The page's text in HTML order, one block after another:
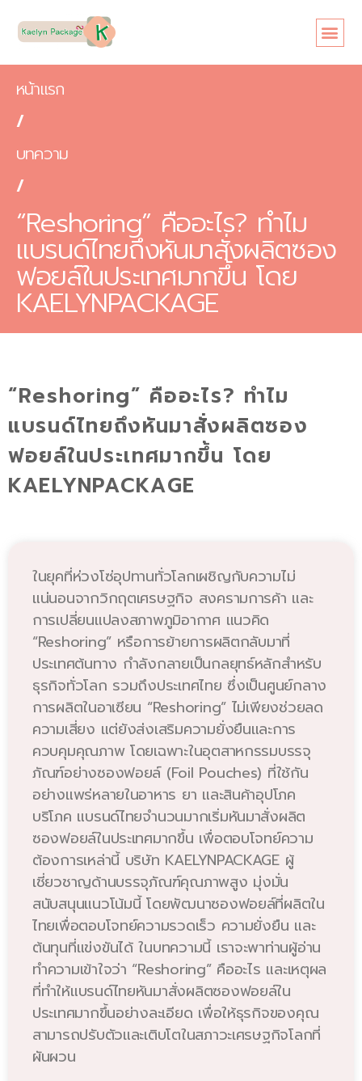
หน้าแรก
/
บทความ
/
“Reshoring” คืออะไร? ทำไม
แบรนด์ไทยถึงหันมาสั่งผลิตซอง
ฟอยล์ในประเทศมากขึ้น โดย
KAELYNPACKAGE
“Reshoring” คืออะไร? ทำไม
แบรนด์ไทยถึงหันมาสั่งผลิตซอง
ฟอยล์ในประเทศมากขึ้น โดย
KAELYNPACKAGE
ในยุคที่ห่วงโซ่อุปทานทั่วโลกเผชิญกับความไม่
แน่นอนจากวิกฤตเศรษฐกิจ สงครามการค้า และ
การเปลี่ยนแปลงสภาพภูมิอากาศ แนวคิด
“Reshoring” หรือการย้ายการผลิตกลับมาที่
ประเทศต้นทาง กำลังกลายเป็นกลยุทธ์หลักสำหรับ
ธุรกิจทั่วโลก รวมถึงประเทศไทย ซึ่งเป็นศูนย์กลาง
การผลิตในอาเซียน “Reshoring” ไม่เพียงช่วยลด
ความเสี่ยง แต่ยังส่งเสริมความยั่งยืนและการ
ควบคุมคุณภาพ โดยเฉพาะในอุตสาหกรรมบรรจุ
ภัณฑ์อย่างซองฟอยล์ (Foil Pouches) ที่ใช้กัน
อย่างแพร่หลายในอาหาร ยา และสินค้าอุปโภค
บริโภค แบรนด์ไทยจำนวนมากเริ่มหันมาสั่งผลิต
ซองฟอยล์ในประเทศมากขึ้น เพื่อตอบโจทย์ความ
ต้องการเหล่านี้ บริษัท KAELYNPACKAGE ผู้
เชี่ยวชาญด้านบรรจุภัณฑ์คุณภาพสูง มุ่งมั่น
สนับสนุนแนวโน้มนี้ โดยพัฒนาซองฟอยล์ที่ผลิตใน
ไทยเพื่อตอบโจทย์ความรวดเร็ว ความยั่งยืน และ
ต้นทุนที่แข่งขันได้ ในบทความนี้ เราจะพาท่านผู้อ่าน
ทำความเข้าใจว่า “Reshoring” คืออะไร และเหตุผล
ที่ทำให้แบรนด์ไทยหันมาสั่งผลิตซองฟอยล์ใน
ประเทศมากขึ้นอย่างละเอียด เพื่อให้ธุรกิจของคุณ
สามารถปรับตัวและเติบโตในสภาวะเศรษฐกิจโลกที่
ผันผวน